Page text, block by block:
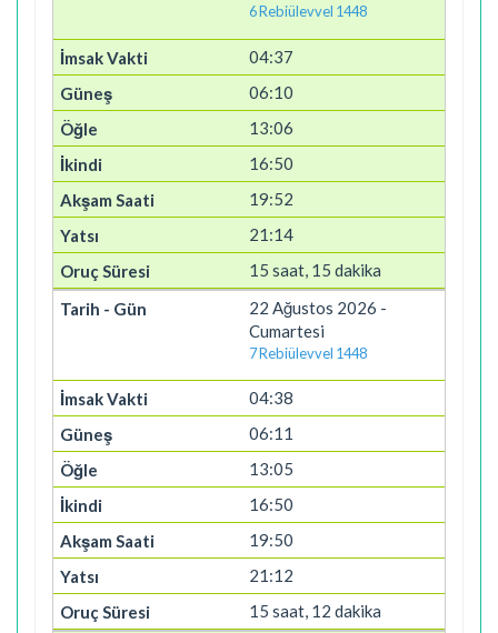
6 Rebiülevvel 1448
04:37
06:10
13:06
16:50
19:52
21:14
15 saat, 15 dakika
22 Ağustos 2026 -
Cumartesi
7 Rebiülevvel 1448
04:38
06:11
13:05
16:50
19:50
21:12
15 saat, 12 dakika